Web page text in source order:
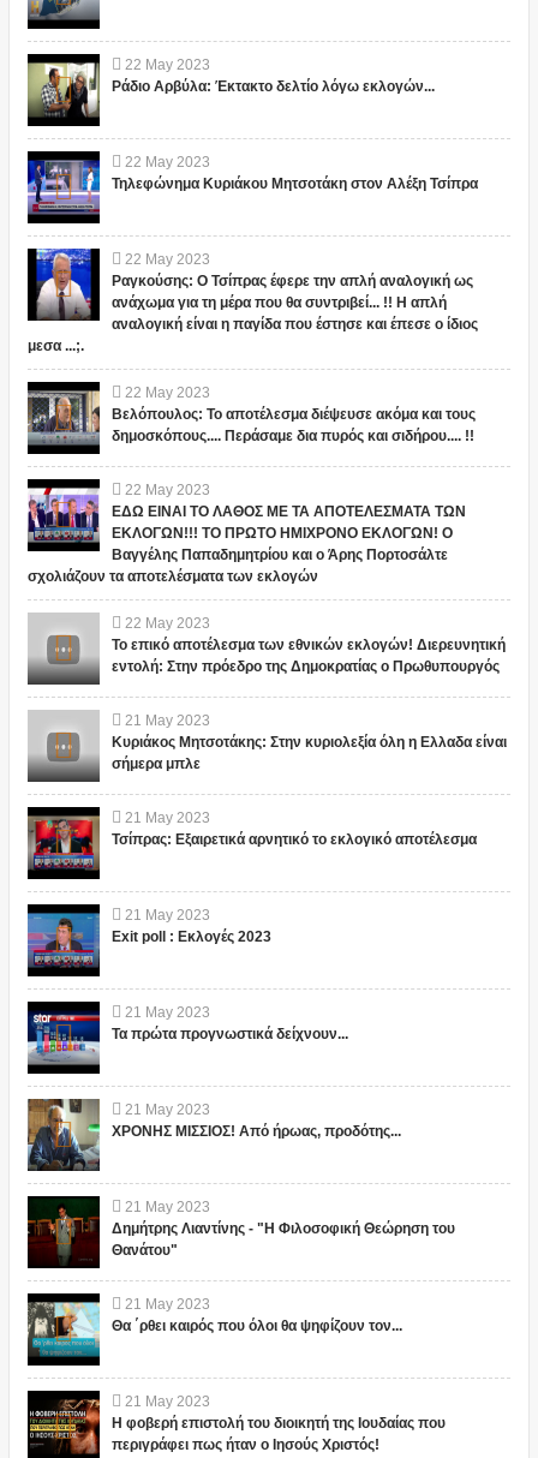
22 May 2023
Ράδιο Αρβύλα: Έκτακτο δελτίο λόγω εκλογών...
22 May 2023
Τηλεφώνημα Κυριάκου Μητσοτάκη στον Αλέξη Τσίπρα
22 May 2023
Ραγκούσης: Ο Τσίπρας έφερε την απλή αναλογική ως
ανάχωμα για τη μέρα που θα συντριβεί... !! Η απλή
αναλογική είναι η παγίδα που έστησε και έπεσε ο ίδιος
μεσα ...;.
22 May 2023
Βελόπουλος: Το αποτέλεσμα διέψευσε ακόμα και τους
δημοσκόπους.... Περάσαμε δια πυρός και σιδήρου.... !!
22 May 2023
ΕΔΩ ΕΙΝΑΙ ΤΟ ΛΑΘΟΣ ΜΕ ΤΑ ΑΠΟΤΕΛΕΣΜΑΤΑ ΤΩΝ
ΕΚΛΟΓΩΝ!!! ΤΟ ΠΡΩΤΟ ΗΜΙΧΡΟΝΟ ΕΚΛΟΓΩΝ! Ο
Βαγγέλης Παπαδημητρίου και ο Άρης Πορτοσάλτε
σχολιάζουν τα αποτελέσματα των εκλογών
22 May 2023
Το επικό αποτέλεσμα των εθνικών εκλογών! Διερευνητική
εντολή: Στην πρόεδρο της Δημοκρατίας ο Πρωθυπουργός
21 May 2023
Κυριάκος Μητσοτάκης: Στην κυριολεξία όλη η Ελλαδα είναι
σήμερα μπλε
21 May 2023
Τσίπρας: Εξαιρετικά αρνητικό το εκλογικό αποτέλεσμα
21 May 2023
Exit poll : Εκλογές 2023
21 May 2023
Τα πρώτα προγνωστικά δείχνουν...
21 May 2023
ΧΡΟΝΗΣ ΜΙΣΣΙΟΣ! Από ήρωας, προδότης...
21 May 2023
Δημήτρης Λιαντίνης - "Η Φιλοσοφική Θεώρηση του
Θανάτου"
21 May 2023
Θα ΄ρθει καιρός που όλοι θα ψηφίζουν τον...
21 May 2023
Η φοβερή επιστολή του διοικητή της Ιουδαίας που
περιγράφει πως ήταν ο Ιησούς Χριστός!